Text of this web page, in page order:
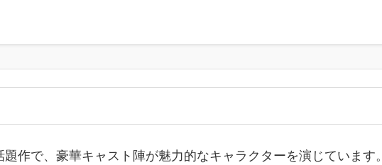
作で、豪華キャスト陣が魅力的なキャラクターを演じています。